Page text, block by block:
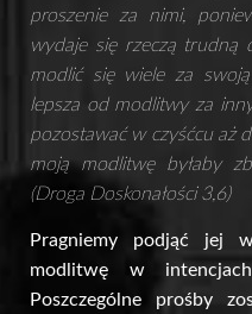
proszenie za nimi,
wydaje się rzeczą trudną
modlić się wiele za
lepsza od modlitwy za
pozostawać w czyśćcu aż
moją modlitwę byłaby
(Droga Doskonałości 3,6)
Pragniemy podjąć jej
modlitwę w
Poszczególne prośby